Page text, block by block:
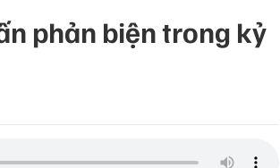
phản biện trong kỷ